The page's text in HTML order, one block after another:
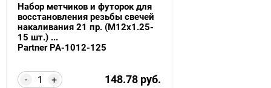
Набор метчиков и футорок для
восстановления резьбы свечей
накаливания 21 пр. (M12x1.25-
15 шт.) ...
Partner PA-1012-125
+
- 148.78 руб.